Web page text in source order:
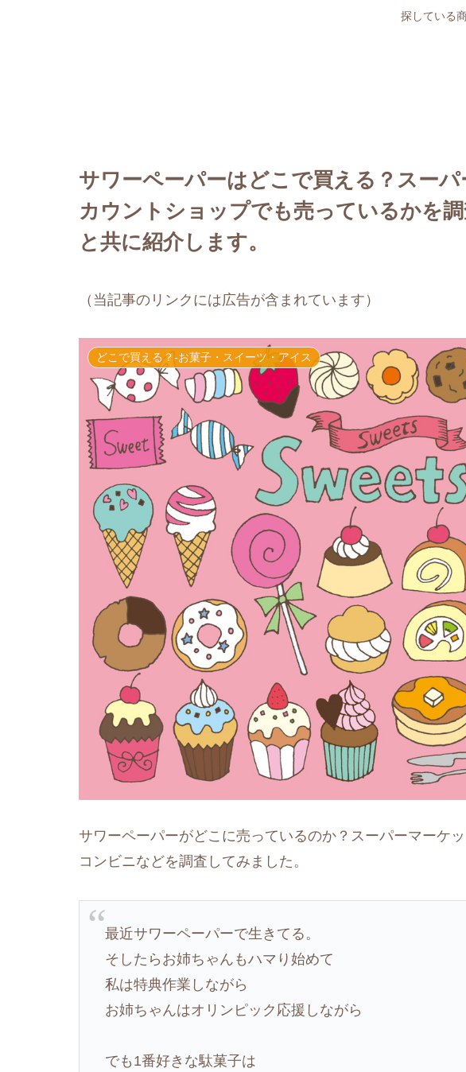
探している
サワーペーパーはどこで買える？スー
カウントショップでも売っているかを
と共に紹介します。
（当記事のリンクには広告が含まれています）
どこで買える？-お菓子・スイーツ・アイス
サワーペーパーがどこに売っているのか？スーパーマーケ
コンビニなどを調査してみました。
最近サワーペーパーで生きてる。
そしたらお姉ちゃんもハマり始めて
私は特典作業しながら
お姉ちゃんはオリンピック応援しながら
でも1番好きな駄菓子は